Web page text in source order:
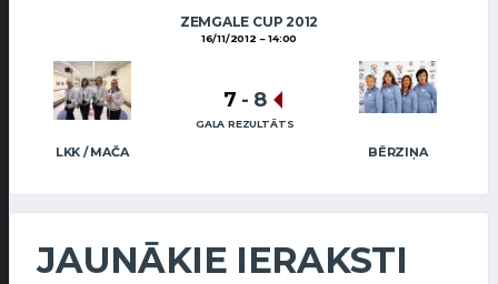
ZEMGALE CUP 2012
16/11/2012 14:00
LKK / MAČA BĒRZIŅA
7 - 8
GALA REZULTĀTS
JAUNĀKIE IERAKSTI